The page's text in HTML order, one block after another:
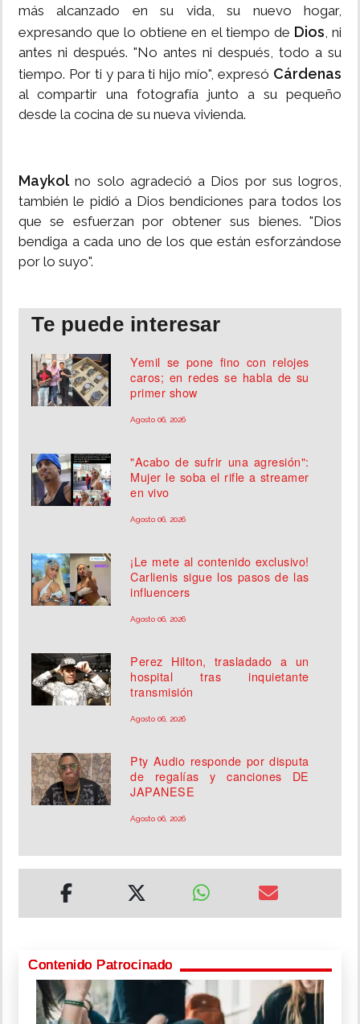
más alcanzado en su vida, su nuevo hogar,
expresando que lo obtiene en el tiempo de Dios, ni
antes ni después. "No antes ni después, todo a su
tiempo. Por ti y para ti hijo mío", expresó Cárdenas
al compartir una fotografía junto a su pequeño
desde la cocina de su nueva vivienda.
Maykolno solo agradeció a Dios por sus logros,
también le pidió a Dios bendiciones para todos los
que se esfuerzan por obtener sus bienes. "Dios
bendiga a cada uno de los que están esforzándose
por lo suyo".
Te puede interesar
Yemil se pone fino con relojes
caros; en redes se habla de su
primer show
Agosto 06, 2026
"Acabo de sufrir una agresión":
Mujer le soba el rifle a streamer
en vivo
Agosto 06, 2026
¡Le mete al contenido exclusivo!
Carlienis sigue los pasos de las
influencers
Agosto 06, 2026
Perez Hilton, trasladado a un
hospital tras inquietante
transmisión
Agosto 06, 2026
Pty Audio responde por disputa
de regalías y canciones DE
JAPANESE
Agosto 06, 2026
Contenido Patrocinado